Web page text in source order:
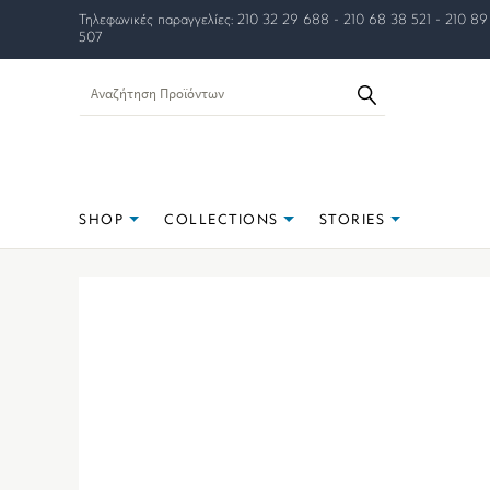
Τηλεφωνικές παραγγελίες: 210 32 29 688 - 210 68 38 521 - 210
507
SHOP COLLECTIONS STORIES